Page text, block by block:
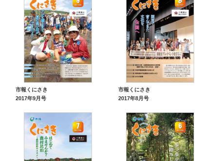
市報くにさき
2017年9月号
市報くにさき
2017年8月号